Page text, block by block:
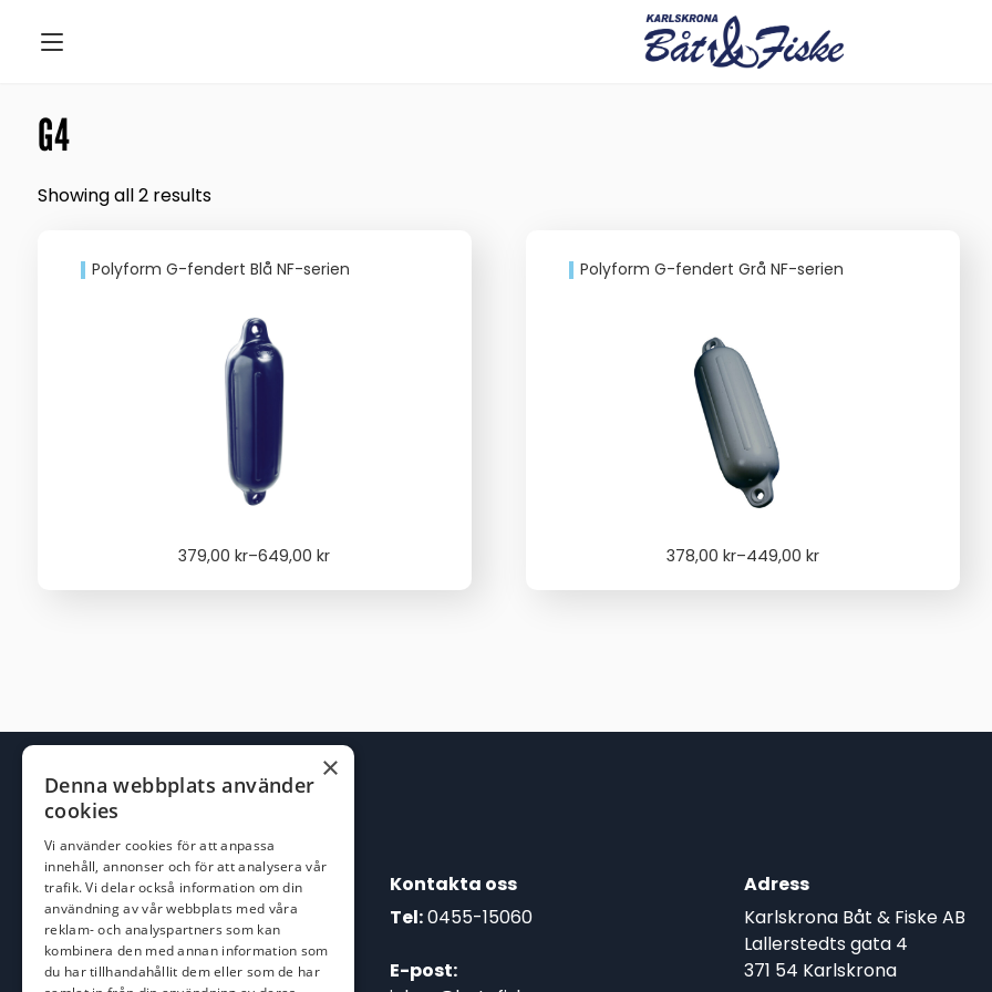
G4
Showing all 2 results
Polyform G-fendert Blå NF-serien
379,00kr–649,00kr
Price
Polyform G-fendert Grå NF-serien
378,00kr–449,00kr
Price
Kontakta oss
Tel:0455-15060
E-post:
Adress
Karlskrona Båt & Fiske AB
Lallerstedts gata 4
371 54 Karlskrona
×
Denna webbplats använder
cookies
Vi använder cookies för att anpassa
innehåll, annonser och för att analysera vår
trafik. Vi delar också information om din
användning av vår webbplats med våra
reklam- och analyspartners som kan
kombinera den med annan information som
du har tillhandahållit dem eller som de har